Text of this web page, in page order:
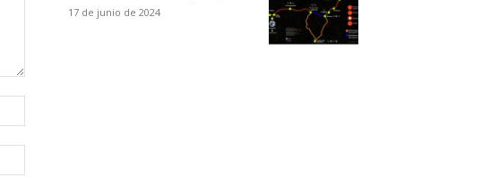
17 de junio de 2024